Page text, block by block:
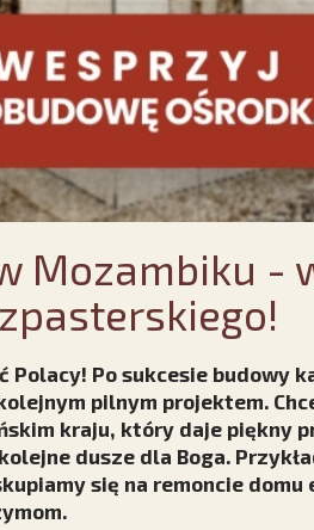
Mozambiku -
Polacy! Po sukcesie budowy
pilnym projektem.
kraju, który daje piękny
dusze dla Boga.
się na remoncie